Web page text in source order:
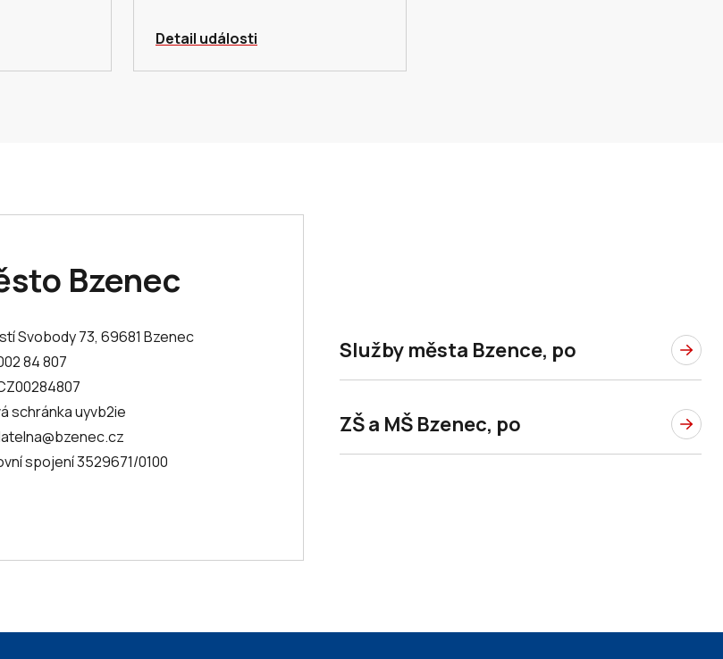
Detail události
Bzenec
Svobody 73, 69681 Bzenec
84 807
schránka uyvb2ie
spojení 3529671/0100
Služby města Bzence, po
ZŠ a MŠ Bzenec, po